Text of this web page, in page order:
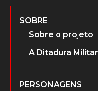
SOBRE
Sobre o projeto
A Ditadura Militar
PERSONAGENS